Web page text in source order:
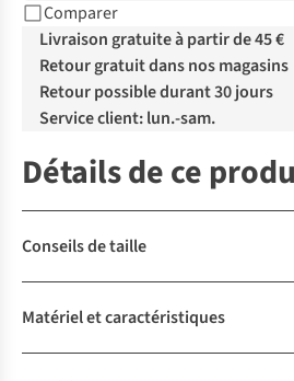
Comparer
Livraison gratuite à partir de 45 €
Retour gratuit dans nos magasins
Retour possible durant 30 jours
Service client: lun.-sam.
Détails de ce
Conseils de taille
Matériel et caractéristiques